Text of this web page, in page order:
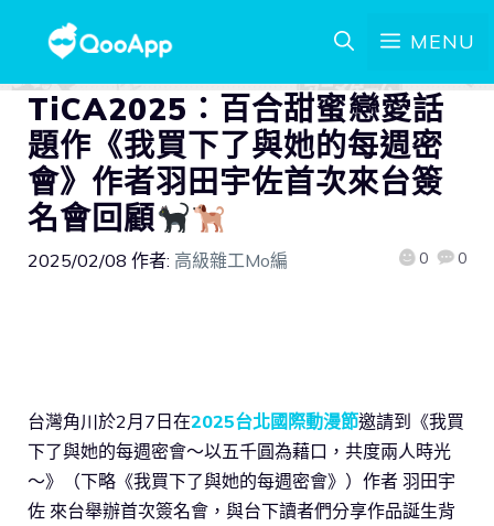
MENU
TiCA2025：百合甜蜜戀愛話
題作《我買下了與她的每週密
會》作者羽田宇佐首次來台簽
名會回顧
2025/02/08 作者: 高級雜工Mo編 0 0
台灣角川於2月7日在2025台北國際動漫節邀請到《我買
下了與她的每週密會～以五千圓為藉口，共度兩人時光
～》（下略《我買下了與她的每週密會》）作者 羽田宇
佐 來台舉辦首次簽名會，與台下讀者們分享作品誕生背